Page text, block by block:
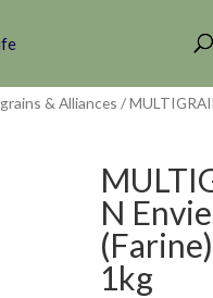
& Alliances /
N
1kg